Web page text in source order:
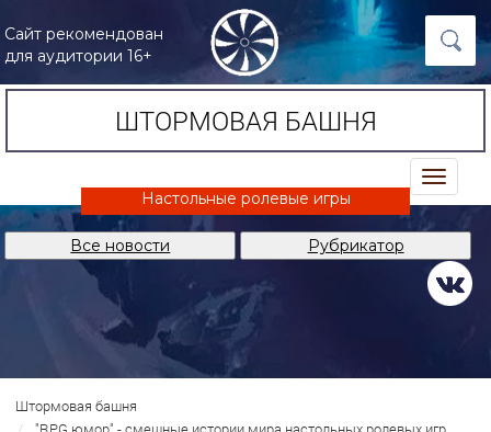
Сайт рекомендован
для аудитории 16+
ШТОРМОВАЯ БАШНЯ
trk
Настольные ролевые игры
Все новости Рубрикатор
Штормовая башня